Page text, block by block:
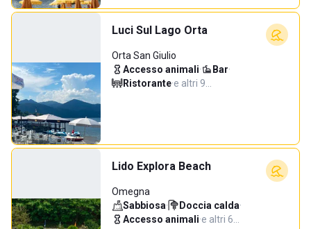
Luci Sul Lago Orta
Orta San Giulio
Accesso animali· Bar·
Ristorante·e altri 9…
Lido Explora Beach
Omegna
Sabbiosa· Doccia calda·
Accesso animali·e altri 6…